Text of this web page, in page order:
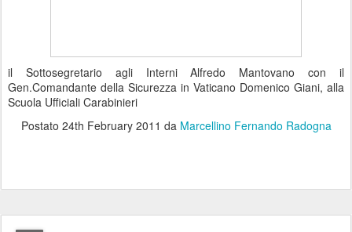
il Sottosegretario agli Interni Alfredo Mantovano con il
Gen.Comandante della Sicurezza in Vaticano Domenico Giani, alla
Scuola Ufficiali Carabinieri
Postato 24th February 2011 da Marcellino Fernando Radogna